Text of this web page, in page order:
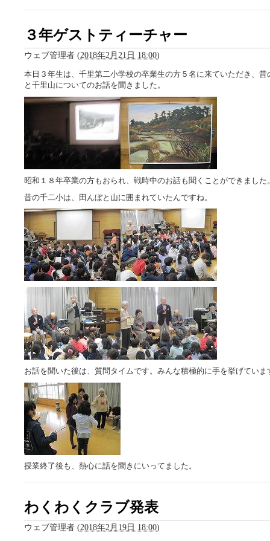
３年ゲストティーチャー
ウェブ管理者 (2018年2月21日 18:00)
本日３年生は、千里第二小学校の卒業生の方５名に来ていただき、昔
と千里山についてのお話を聞きました。
昭和１８年卒業の方もおられ、戦時中のお話も聞くことができました
昔の千二小は、田んぼと山に囲まれていたんですね。
お話を聞いた後は、質問タイムです。みんな積極的に手を挙げていま
授業終了後も、熱心に話を聞きにいってました。
わくわくクラブ発表
ウェブ管理者 (2018年2月19日 18:00)